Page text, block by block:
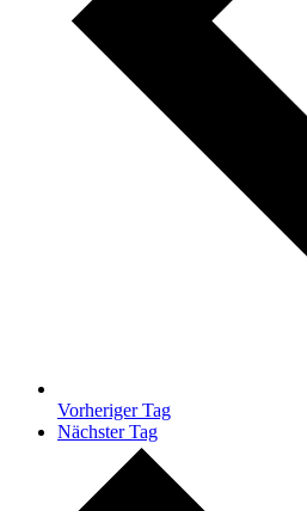
Vorheriger Tag
Nächster Tag